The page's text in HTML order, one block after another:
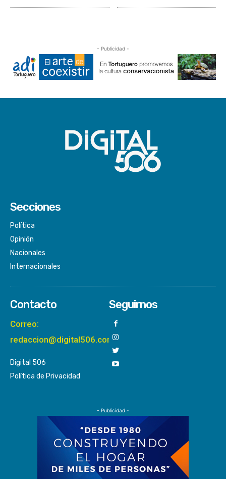
- Publicidad -
Secciones
Política
Opinión
Nacionales
Internacionales
Contacto
Correo:
redaccion@digital506.com
Digital 506
Política de Privacidad
Seguirnos
- Publicidad -